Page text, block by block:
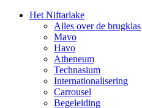
Het Niftarlake
Alles over de brugklas
Mavo
Havo
Atheneum
Technasium
Internationalisering
Carrousel
Begeleiding